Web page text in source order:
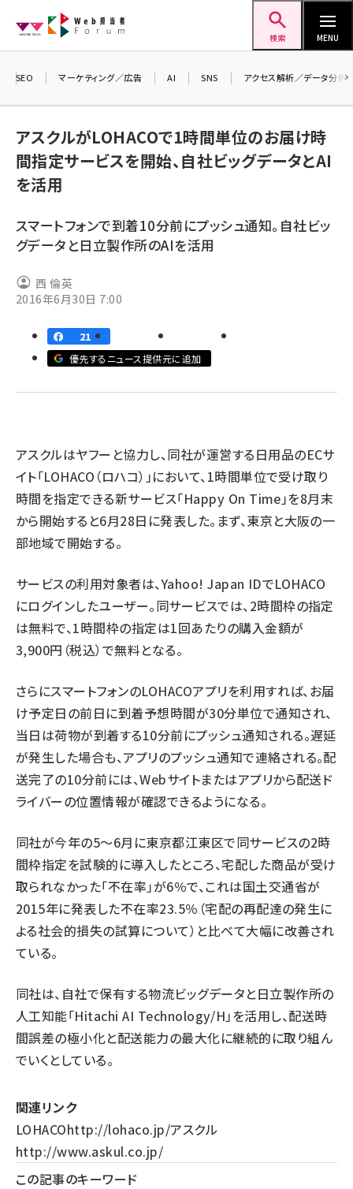
ン
検索 MENU
seo (3523)
youtube (2429)
セミナー (2303)
meo (1275)
SEO マーケティング／広告 AI SNS アクセス解析／データ分析
アスクルがLOHACOで1時間単位のお届け時
間指定サービスを開始、自社ビッグデータとAI
を活用
スマートフォンで到着10分前にプッシュ通知。自社ビッ
グデータと日立製作所のAIを活用
西 倫英
2016年6月30日 7:00
21
優先するニュース提供元に追加
アスクルはヤフーと協力し、同社が運営する日用品のECサ
イト「LOHACO（ロハコ）」において、1時間単位で受け取り
時間を指定できる新サービス「Happy On Time」を8月末
から開始すると6月28日に発表した。まず、東京と大阪の一
部地域で開始する。
サービスの利用対象者は、Yahoo! Japan IDでLOHACO
にログインしたユーザー。同サービスでは、2時間枠の指定
は無料で、1時間枠の指定は1回あたりの購入金額が
3,900円（税込）で無料となる。
さらにスマートフォンのLOHACOアプリを利用すれば、お届
け予定日の前日に到着予想時間が30分単位で通知され、
当日は荷物が到着する10分前にプッシュ通知される。遅延
が発生した場合も、アプリのプッシュ通知で連絡される。配
送完了の10分前には、Webサイトまたはアプリから配送ド
ライバーの位置情報が確認できるようになる。
同社が今年の5～6月に東京都江東区で同サービスの2時
間枠指定を試験的に導入したところ、宅配した商品が受け
取られなかった「不在率」が6％で、これは国土交通省が
2015年に発表した不在率23.5％（宅配の再配達の発生に
よる社会的損失の試算について）と比べて大幅に改善され
ている。
同社は、自社で保有する物流ビッグデータと日立製作所の
人工知能「Hitachi AI Technology/H」を活用し、配送時
間誤差の極小化と配送能力の最大化に継続的に取り組ん
でいくとしている。
関連リンク
LOHACOhttp://lohaco.jp/アスクル
http://www.askul.co.jp/
この記事のキーワード
差し
▼ア